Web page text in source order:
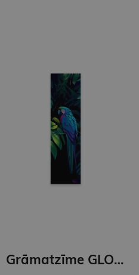
Grāmatzīme GLOBUSS - Papagailis